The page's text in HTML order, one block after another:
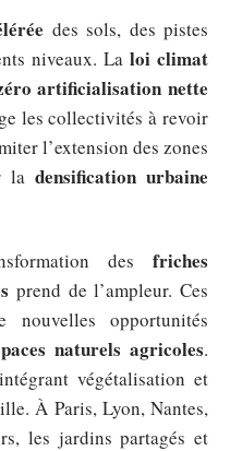
des sols, des pistes
niveaux. La loi climat
artificialisation nette
les collectivités à revoir
l’extension des zones
ladensification urbaine
des friches
prend de l’ampleur. Ces
nouvelles opportunités
naturels agricoles.
végétalisation et
À Paris, Lyon, Nantes,
les jardins partagés et